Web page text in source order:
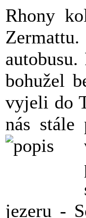
Rhony
bohužel
vyjeli do
nás stále
jezeru -